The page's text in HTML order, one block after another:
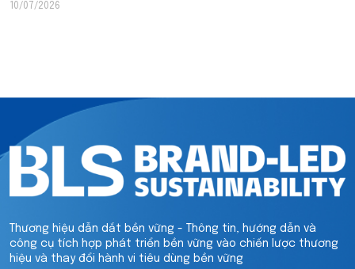
10/07/2026
Thương hiệu dẫn dắt bền vững - Thông tin, hướng dẫn và
công cụ tích hợp phát triển bền vững vào chiến lược thương
hiệu và thay đổi hành vi tiêu dùng bền vững